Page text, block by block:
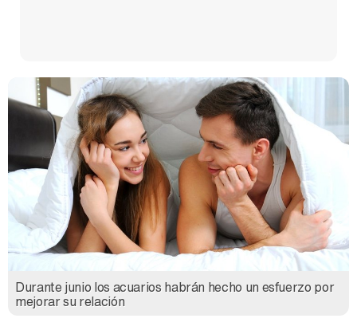
Durante junio los acuarios habrán hecho un esfuerzo por
mejorar su relación